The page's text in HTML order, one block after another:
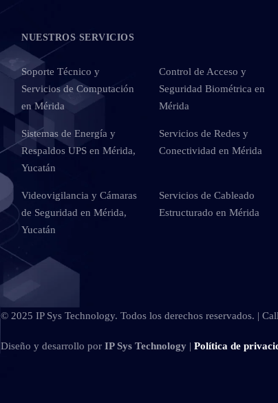
NUESTROS SERVICIOS
Soporte Técnico y
Servicios de Computación
en Mérida
Control de Acceso y
Seguridad Biométrica en
Mérida
Sistemas de Energía y
Respaldos UPS en Mérida,
Yucatán
Servicios de Redes y
Conectividad en Mérida
Videovigilancia y Cámaras
de Seguridad en Mérida,
Yucatán
Servicios de Cableado
Estructurado en Mérida
© 2025 IP Sys Technology. Todos los derechos reservados. |
Diseño y desarrollo por IP Sys Technology | Política de